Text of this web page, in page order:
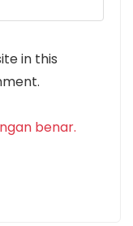
in this
benar.